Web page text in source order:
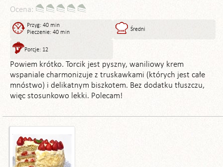
Ocena:
Przyg: 40 min
Pieczenie: 40 min
Średni
Porcje: 12
Powiem krótko. Torcik jest pyszny, waniliowy krem
wspaniale charmonizuje z truskawkami (których jest całe
mnóstwo) i delikatnym biszkotem. Bez dodatku tłuszczu,
więc stosunkowo lekki. Polecam!